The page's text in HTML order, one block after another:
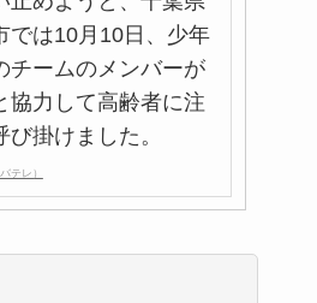
では10月10日、少年
チームのメンバーが
協力して高齢者に注
び掛けました。
テレ）